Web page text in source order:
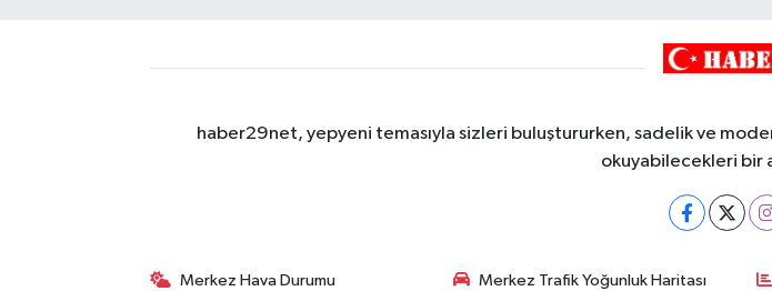
haber29net, yepyeni temasıyla sizleri buluştururken, sadelik ve
okuyabilecekleri bir
Merkez Hava Durumu Merkez Trafik Yoğunluk Haritası